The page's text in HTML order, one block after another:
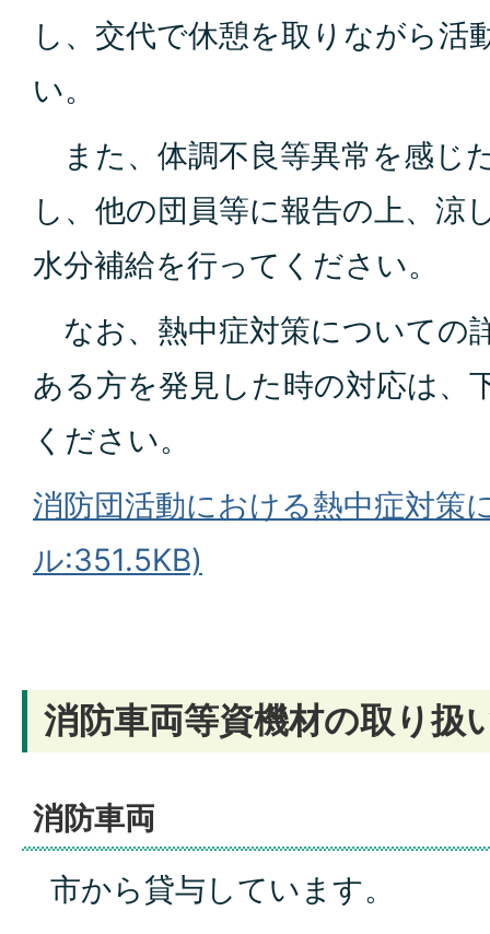
し、交代で休憩を取りながら活
い。
また、体調不良等異常を感じ
し、他の団員等に報告の上、涼
水分補給を行ってください。
なお、熱中症対策についての
ある方を発見した時の対応は、
ください。
消防団活動における熱中症対策
ル:351.5KB)
消防車両等資機材の取り扱
消防車両
市から貸与しています。